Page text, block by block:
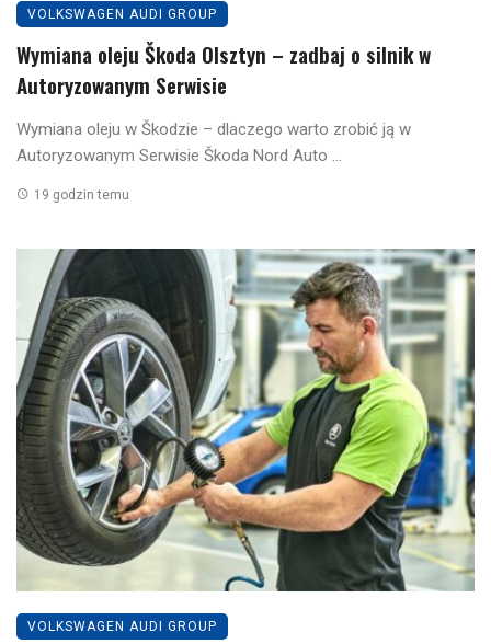
VOLKSWAGEN AUDI GROUP
Wymiana oleju Škoda Olsztyn – zadbaj o silnik w
Autoryzowanym Serwisie
Wymiana oleju w Škodzie – dlaczego warto zrobić ją w
Autoryzowanym Serwisie Škoda Nord Auto ...
19 godzin temu
VOLKSWAGEN AUDI GROUP